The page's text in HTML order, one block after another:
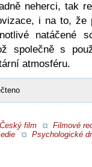
neherci, tak
i na to, že
natáčené
společně s
atmosféru.
Český film
Filmové
Psychologické